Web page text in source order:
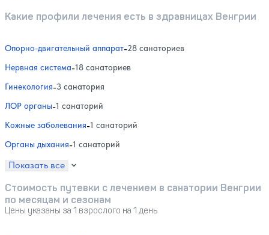
Какие профили лечения есть в здравницах Венгрии
Опорно-двигательный аппарат-28 санаториев
Нервная система-18 санаториев
Гинекология-3 санатория
ЛОР органы-1 санаторий
Кожные заболевания-1 санаторий
Органы дыхания-1 санаторий
Показать все
Стоимость путевки с лечением в санатории Венгрии
по месяцам и сезонам
Цены указаны за 1 взрослого на 1 день